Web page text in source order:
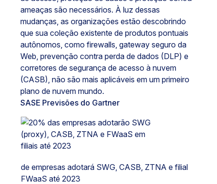
ameaças são necessários. À luz dessas
mudanças, as organizações estão descobrindo
que sua coleção existente de produtos pontuais
autônomos, como firewalls, gateway seguro da
Web, prevenção contra perda de dados (DLP) e
corretores de segurança de acesso à nuvem
(CASB), não são mais aplicáveis em um primeiro
plano de nuvem mundo.
SASE Previsões do Gartner
de empresas adotará SWG, CASB, ZTNA e filial
FWaaS até 2023